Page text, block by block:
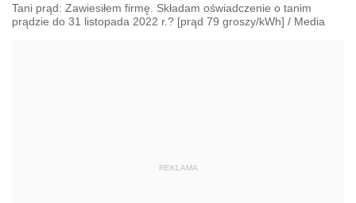
Tani prąd: Zawiesiłem firmę. Składam oświadczenie o tanim
prądzie do 31 listopada 2022 r.? [prąd 79 groszy/kWh] / Media